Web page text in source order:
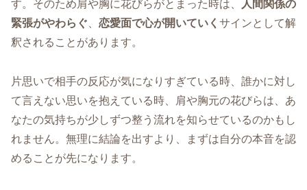
す。そのため肩や胸に花びらがとまった時は、
人間関係の
緊張がやわらぐ
恋愛面で心が開いていく サインとして解
釈されることがあります。
片思いで相手の反応が気になりすぎている時、誰かに対し
て言えない思いを抱えている時、肩や胸元の花びらは、あ
なたの気持ちが少しずつ整う流れを知らせているのかもし
れません。無理に結論を出すより、まずは自分の本音を認
めることが先になります。